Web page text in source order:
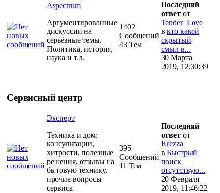
Aspectrum
Аргументированные
дискуссии на
серьёзные темы.
Политика, история,
наука и т.д.
1402
Сообщений
43 Тем
Последний
ответ от
Tender_Love
в кто какой
скрытый
смыл в...
30 Марта
2019, 12:30:39
Сервисный центр
Эксперт
Техника и дом:
консультации,
хитрости, полезные
решения, отзывы на
бытовую технику,
прочие вопросы
сервиса
395
Сообщений
11 Тем
Последний
ответ от
Krezza
в Быстрый
поиск
отсутствую...
20 Февраля
2019, 11:46:22